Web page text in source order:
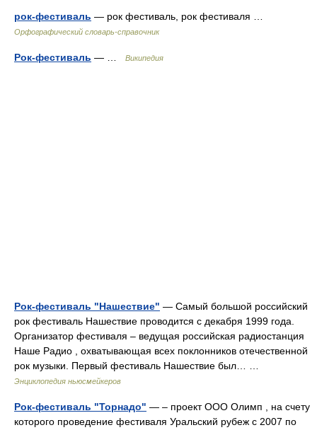
рок-фестиваль — рок фестиваль, рок фестиваля …
Орфографический словарь-справочник
Рок-фестиваль — … Википедия
Рок-фестиваль "Нашествие" — Самый большой российский
рок фестиваль Нашествие проводится с декабря 1999 года.
Организатор фестиваля – ведущая российская радиостанция
Наше Радио , охватывающая всех поклонников отечественной
рок музыки. Первый фестиваль Нашествие был… …
Энциклопедия ньюсмейкеров
Рок-фестиваль "Торнадо" — – проект ООО Олимп , на счету
которого проведение фестиваля Уральский рубеж с 2007 по